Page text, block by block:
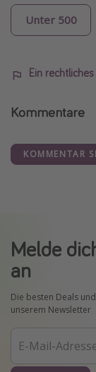
Unter 500
Ein
Kommentare
KOMMENTAR
Melde
an
Die besten Deals
unserem Newsletter